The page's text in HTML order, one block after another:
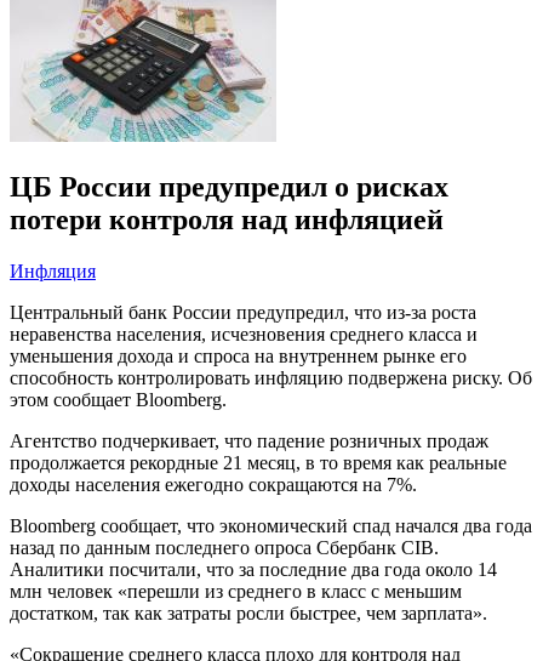
ЦБ России предупредил о рисках
потери контроля над инфляцией
Инфляция
Центральный банк России предупредил, что из-за роста
неравенства населения, исчезновения среднего класса и
уменьшения дохода и спроса на внутреннем рынке его
способность контролировать инфляцию подвержена риску. Об
этом сообщает Bloomberg.
Агентство подчеркивает, что падение розничных продаж
продолжается рекордные 21 месяц, в то время как реальные
доходы населения ежегодно сокращаются на 7%.
Bloomberg сообщает, что экономический спад начался два года
назад по данным последнего опроса Сбербанк CIB.
Аналитики посчитали, что за последние два года около 14
млн человек «перешли из среднего в класс с меньшим
достатком, так как затраты росли быстрее, чем зарплата».
«Сокращение среднего класса плохо для контроля над